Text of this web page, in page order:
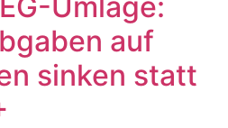
auf
sinken statt